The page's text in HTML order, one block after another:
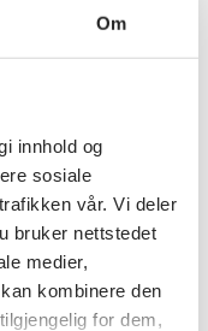
Om
innhold og
sosiale
vår. Vi deler
bruker nettstedet
medier,
kombinere den
for dem,
for borettslag,
innen kunst og
frivillig arbeid for
eller andre typer
seg å bruke mer